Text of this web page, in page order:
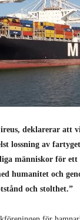
deklarerar att
lossning av
människor för
humanitet och
och stolthet.”